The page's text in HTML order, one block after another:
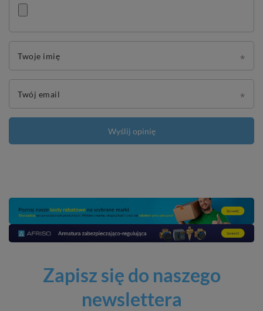
Twoje imię
Twój email
Wyślij opinię
Zapisz się do naszego
newslettera